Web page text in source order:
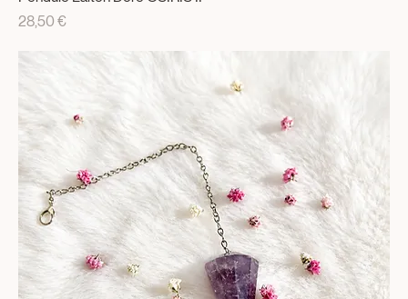
Pendule Laiton Doré OSIRIS II
Prix
28,50 €